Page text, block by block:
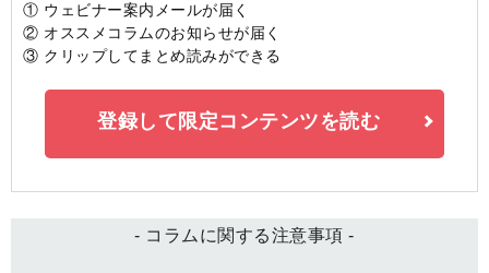
① ウェビナー案内メールが届く
② オススメコラムのお知らせが届く
③ クリップしてまとめ読みができる
登録して限定コンテンツを読む
- コラムに関する注意事項 -